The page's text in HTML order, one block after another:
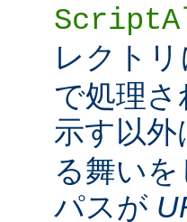
レクトリ
で処理
示す以外
る舞い
パスが